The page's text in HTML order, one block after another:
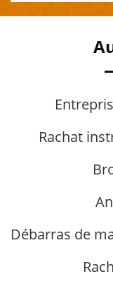
Rachat
Débarras de